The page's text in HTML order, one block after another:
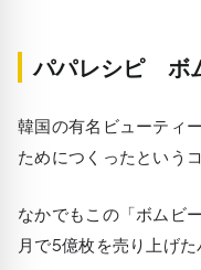
パパレシピ ボ
韓国の有名ビューティ
ためにつくったという
なかでもこの「ボムビ
月で5億枚を売り上げた